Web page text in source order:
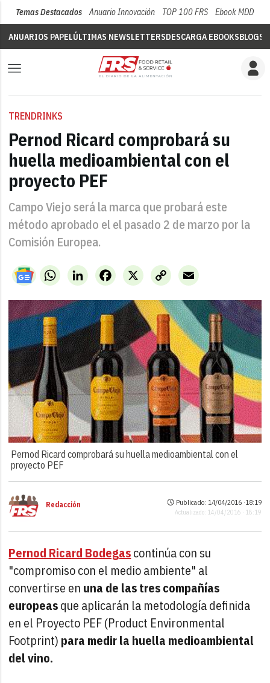
Temas Destacados Anuario Innovación TOP 100 FRS Ebook MDD
ANUARIOS PAPELÚLTIMAS NEWSLETTERSDESCARGA EBOOKSBLOGS
TRENDRINKS
Pernod Ricard comprobará su
huella medioambiental con el
proyecto PEF
Campo Viejo será la marca que probará este
método aprobado el el pasado 2 de marzo por la
Comisión Europea.
WhatsAppLinkedIn X
Facebook
Copy
Link
Email
Pernod Ricard comprobará su huella medioambiental con el
proyecto PEF
Redacción Publicado: 14/04/2016 ·18:19
Actualizado: 14/04/2016 · 18:19
Pernod Ricard Bodegascontinúa con su
"compromiso con el medio ambiente" al
convertirse en una de las tres compañías
europeasque aplicarán la metodología definida
en el Proyecto PEF (Product Environmental
Footprint) para medir la huella medioambiental
del vino.